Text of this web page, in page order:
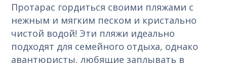
Протарас гордиться своими пляжами с
нежным и мягким песком и кристально
чистой водой! Эти пляжи идеально
подходят для семейного отдыха, однако
авантюристы, любящие заплывать в